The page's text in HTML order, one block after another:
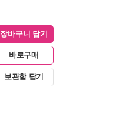
장바구니 담기
바로구매
보관함 담기